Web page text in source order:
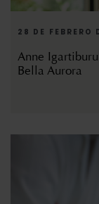
28 DE FEBRERO
Anne
Bella Aurora